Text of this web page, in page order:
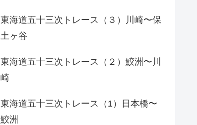
東海道五十三次トレース（３）川崎〜保
土ヶ谷
東海道五十三次トレース（２）鮫洲〜川
崎
東海道五十三次トレース（1）日本橋〜
鮫洲